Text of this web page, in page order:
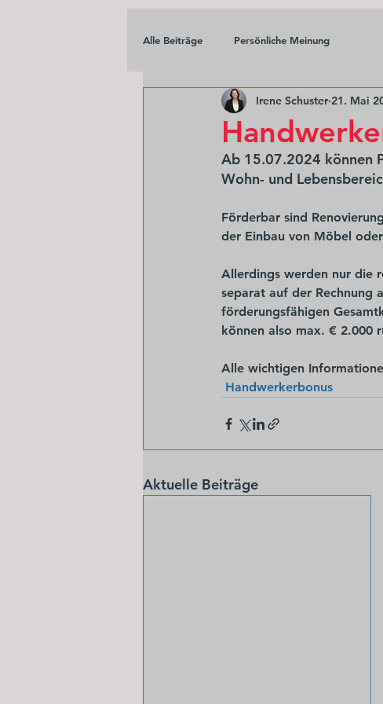
Alle Beiträge Persönliche Meinung
Irene Schuster 21. Mai
Ab 15.07.2024 können
Wohn- und
Förderbar sind
der Einbau von Möbel
Allerdings werden nur die
separat auf der Rechnung
förderungsfähigen
können also max. € 2.000
Alle wichtigen
Handwerkerbonus
Aktuelle Beiträge